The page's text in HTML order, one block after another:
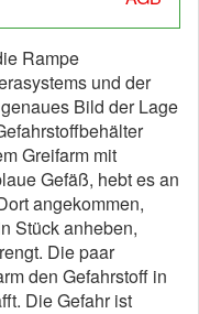
Rampe
und der
Bild der Lage
Greifarm mit
Gefäß, hebt es an
angekommen,
Stück anheben,
Die paar
den Gefahrstoff in
Die Gefahr ist